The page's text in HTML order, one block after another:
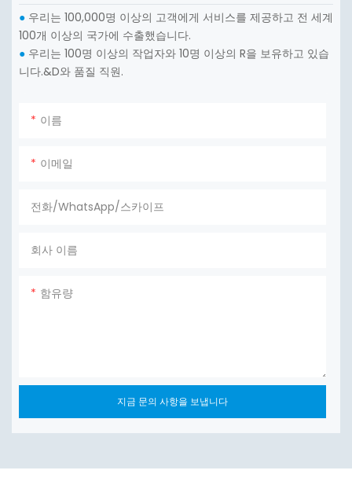
● 우리는 100,000명 이상의 고객에게 서비스를 제공하고 전 세계
100개 이상의 국가에 수출했습니다.
● 우리는 100명 이상의 작업자와 10명 이상의 R을 보유하고 있습
니다.&D와 품질 직원.
이름
이메일
전화/WhatsApp/스카이프
회사 이름
함유량
지금 문의 사항을 보냅니다